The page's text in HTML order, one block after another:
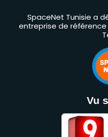
SpaceNet Tunisie a
entreprise de
Vu